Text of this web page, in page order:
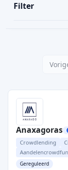
Filter
Anaxagoras
Crowdlending
Gereguleerd